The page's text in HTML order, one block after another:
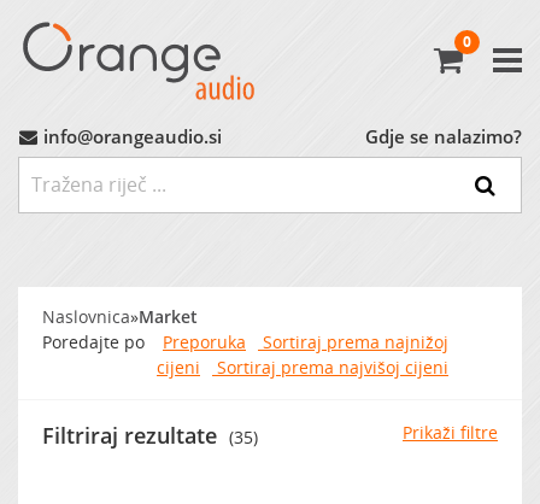
Avtoradio
Avtozvočniki
MP3 Vmesniki
0
info@orangeaudio.si Gdje se nalazimo?
Naslovnica»Market
Poredajte po
Preporuka
Sortiraj prema najnižoj
cijeni
Sortiraj prema najvišoj cijeni
Filtriraj rezultate (35) Prikaži filtre